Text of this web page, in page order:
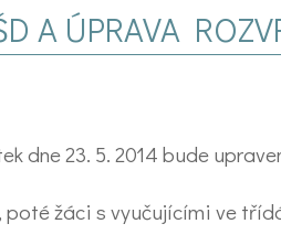
A ÚPRAVA
dne 23. 5. 2014 bude
poté žáci s vyučujícími ve